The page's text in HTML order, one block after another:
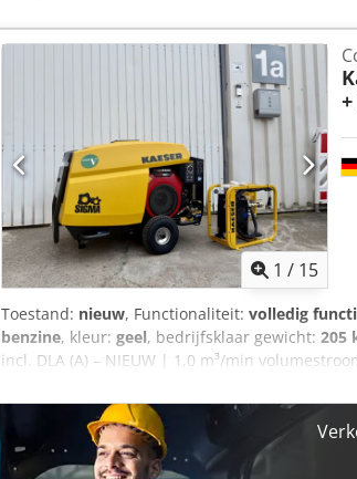
1 / 15
Toestand: nieuw, Functionaliteit: volledig
benzine, kleur: geel, bedrijfsklaar gewicht: 205
incl. DLA (A) – NIEUW | 1,0 m³/min
Technische gegevens: Fabrikant: Kaeser
Volumestroom: 1,0 m³/min Motor: Honda GX
liter benzine Persluchtaansluiting: 1 x G 1/2
Uitrusting: Persluchtnakoeler DLA (A) &